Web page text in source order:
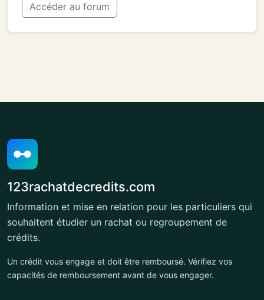
Accéder au forum
123rachatdecredits.com
Information et mise en relation pour les particuliers qui
souhaitent étudier un rachat ou regroupement de
crédits.
Un crédit vous engage et doit être remboursé. Vérifiez vos
capacités de remboursement avant de vous engager.